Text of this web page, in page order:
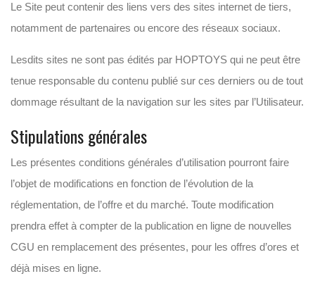
Le Site peut contenir des liens vers des sites internet de tiers,
notamment de partenaires ou encore des réseaux sociaux.
Lesdits sites ne sont pas édités par HOPTOYS qui ne peut être
tenue responsable du contenu publié sur ces derniers ou de tout
dommage résultant de la navigation sur les sites par l’Utilisateur.
Stipulations générales
Les présentes conditions générales d’utilisation pourront faire
l’objet de modifications en fonction de l’évolution de la
réglementation, de l’offre et du marché. Toute modification
prendra effet à compter de la publication en ligne de nouvelles
CGU en remplacement des présentes, pour les offres d’ores et
déjà mises en ligne.